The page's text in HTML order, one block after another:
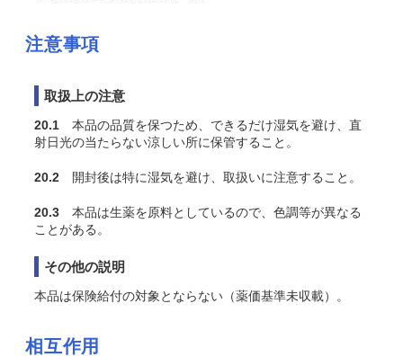
注意事項
取扱上の注意
20.1 本品の品質を保つため、できるだけ湿気を避け、直
射日光の当たらない涼しい所に保管すること。
20.2 開封後は特に湿気を避け、取扱いに注意すること。
20.3 本品は生薬を原料としているので、色調等が異なる
ことがある。
その他の説明
本品は保険給付の対象とならない（薬価基準未収載）。
相互作用